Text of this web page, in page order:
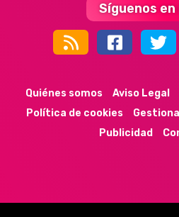
Síguenos en
Quiénes somos Aviso Legal
Política de cookies
Publicidad